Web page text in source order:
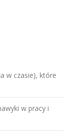
w czasie), które
w pracy i